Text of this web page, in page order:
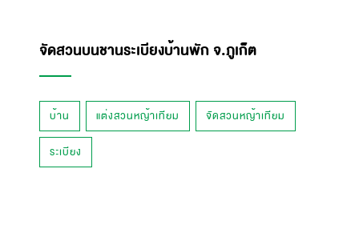
จัดสวนบนชานระเบียงบ้านพัก จ.ภูเก็ต
บ้าน แต่งสวนหญ้าเทียม จัดสวนหญ้าเทียม
ระเบียง